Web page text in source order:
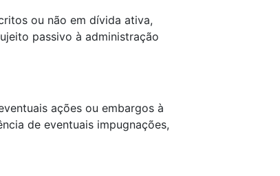
ou não em dívida ativa,
passivo à administração
ações ou embargos à
de eventuais impugnações,